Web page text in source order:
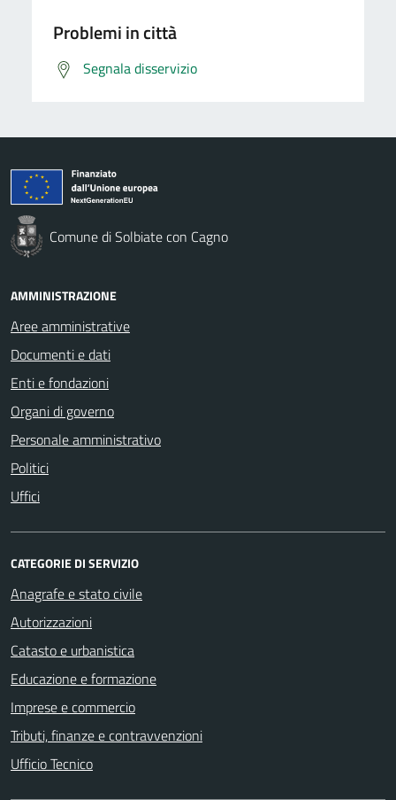
Problemi in città
Segnala disservizio
Comune di Solbiate con Cagno
AMMINISTRAZIONE
Aree amministrative
Documenti e dati
Enti e fondazioni
Organi di governo
Personale amministrativo
Politici
Uffici
CATEGORIE DI SERVIZIO
Anagrafe e stato civile
Autorizzazioni
Catasto e urbanistica
Educazione e formazione
Imprese e commercio
Tributi, finanze e contravvenzioni
Ufficio Tecnico